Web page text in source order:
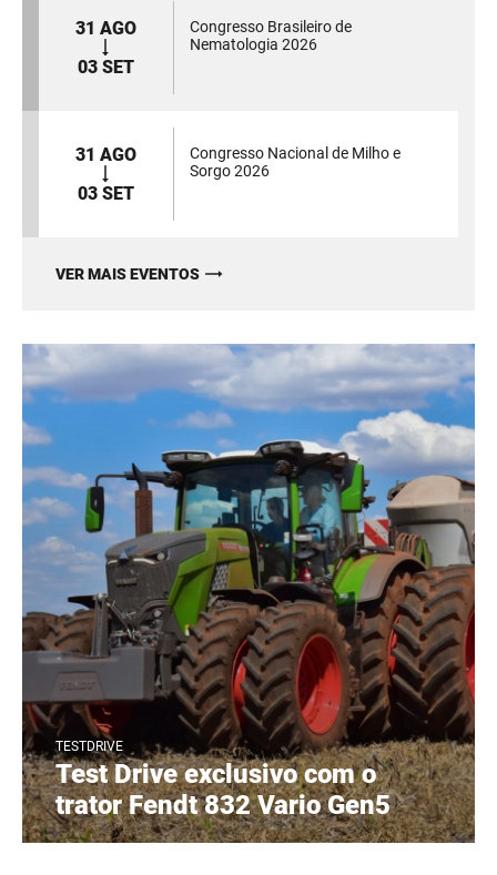
31 AGO
03 SET
Congresso Brasileiro de
Nematologia 2026
31 AGO
03 SET
Congresso Nacional de Milho e
Sorgo 2026
VER MAIS EVENTOS
TESTDRIVE
Test Drive exclusivo com o
trator Fendt 832 Vario Gen5